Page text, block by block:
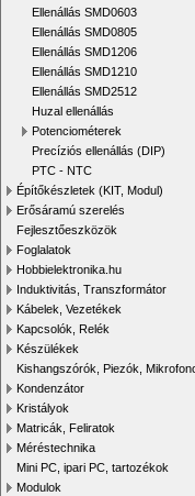
Ellenállás SMD0603
Ellenállás SMD0805
Ellenállás SMD1206
Ellenállás SMD1210
Ellenállás SMD2512
Huzal ellenállás
Potenciométerek
Precíziós ellenállás (DIP)
PTC - NTC
Építőkészletek (KIT, Modul)
Erősáramú szerelés
Fejlesztőeszközök
Foglalatok
Hobbielektronika.hu
Induktivitás, Transzformátor
Kábelek, Vezetékek
Kapcsolók, Relék
Készülékek
Kishangszórók, Piezók,
Kondenzátor
Kristályok
Matricák, Feliratok
Méréstechnika
Mini PC, ipari PC, tartozékok
Modulok